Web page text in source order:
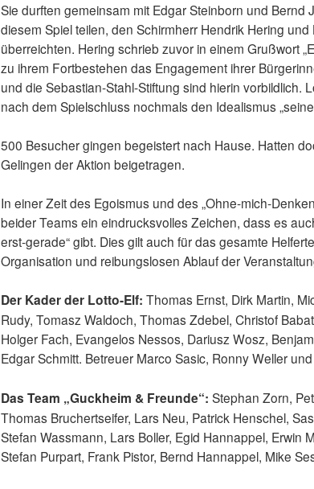
Sie durften gemeinsam mit Edgar Steinborn und Bernd
diesem Spiel teilen, den Schirmherr Hendrik Hering
überreichten. Hering schrieb zuvor in einem Grußwort
zu ihrem Fortbestehen das Engagement ihrer
und die Sebastian-Stahl-Stiftung sind hierin vorbildlich.
nach dem Spielschluss nochmals den Idealismus
500 Besucher gingen begeistert nach Hause. Hatten
Gelingen der Aktion beigetragen.
In einer Zeit des Egoismus und des „Ohne-mich-
beider Teams ein eindrucksvolles Zeichen, dass es
erst-gerade“ gibt. Dies gilt auch für das gesamte
Organisation und reibungslosen Ablauf der
Der Kader der Lotto-Elf: Thomas Ernst, Dirk Martin,
Rudy, Tomasz Waldoch, Thomas Zdebel, Christof
Holger Fach, Evangelos Nessos, Dariusz Wosz,
Edgar Schmitt. Betreuer Marco Sasic, Ronny Weller
Das Team „Guckheim & Freunde“: Stephan Zorn,
Thomas Bruchertseifer, Lars Neu, Patrick Henschel,
Stefan Wassmann, Lars Boller, Egid Hannappel, Erwin
Stefan Purpart, Frank Pistor, Bernd Hannappel, Mike